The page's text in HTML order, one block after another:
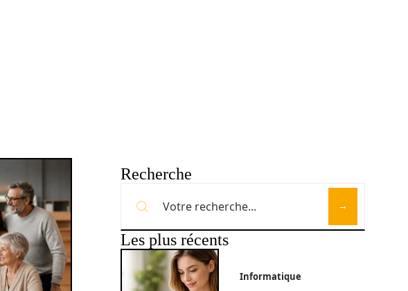
Recherche
Les plus récents
Informatique